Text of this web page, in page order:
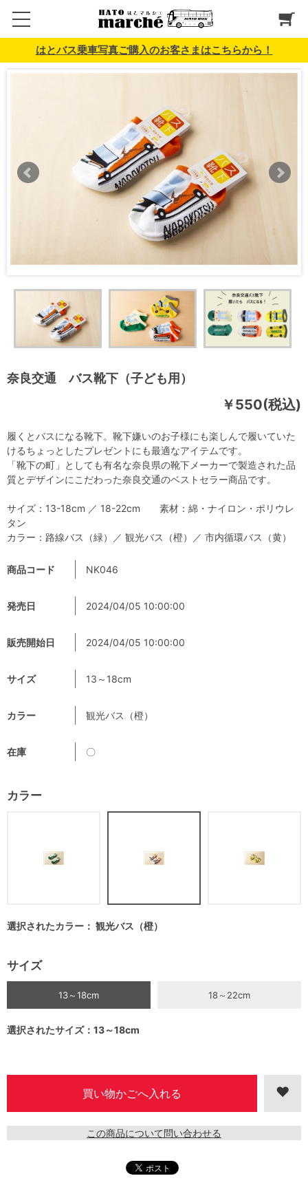
はとバス乗車写真ご購入のお客さまはこちらから！
奈良交通 バス靴下（子ども用）
￥550(税込)
商品コード NK046
発売日 2024/04/05 10:00:00
販売開始日 2024/04/05 10:00:00
サイズ 13～18cm
カラー 観光バス（橙）
在庫 〇
カラー
選択されたカラー： 観光バス（橙）
サイズ
13～18cm 18～22cm
選択されたサイズ：13～18cm
この商品について問い合わせる
履くとバスになる靴下。靴下嫌いのお子様にも楽しんで履いていた
けるちょっとしたプレゼントにも最適なアイテムです。
「靴下の町」としても有名な奈良県の靴下メーカーで製造された品
質とデザインにこだわった奈良交通のベストセラー商品です。
サイズ：13-18cm ／ 18-22cm 素材：綿・ナイロン・ポリウレ
タン
カラー：路線バス（緑）／ 観光バス（橙）／ 市内循環バス（黄）